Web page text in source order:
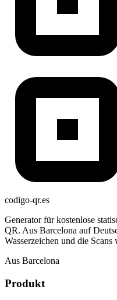
codigo-qr.es
Generator für kostenlose
QR. Aus Barcelona auf
Wasserzeichen und die
Aus Barcelona
Produkt